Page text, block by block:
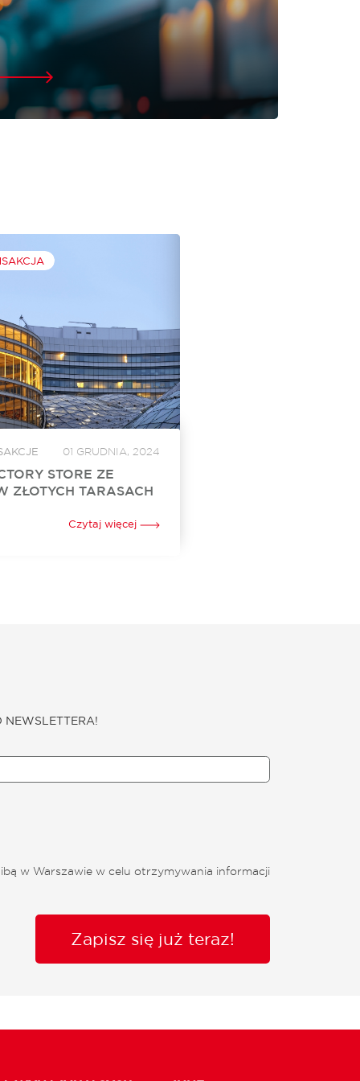
01 GRUDNIA, 2024
STORE ZE
ZŁOTYCH TARASACH
otworzył swój sklep w
To już 24. w Polsce i 3. w
punkt sprzedaży tej
Czytaj więcej
w Warszawie w celu otrzymywania informacji
Zapisz się już teraz!